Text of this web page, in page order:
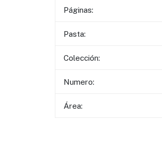
Páginas:
Pasta:
Colección:
Numero:
Área: